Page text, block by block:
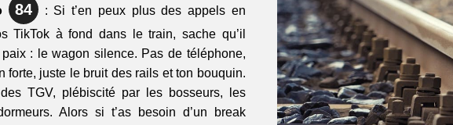
84
: Si t’en peux plus des appels en
TikTok à fond dans le train, sache qu’il
: le wagon silence. Pas de téléphone,
forte, juste le bruit des rails et ton bouquin.
TGV, plébiscité par les bosseurs, les
Alors si t’as besoin d’un break